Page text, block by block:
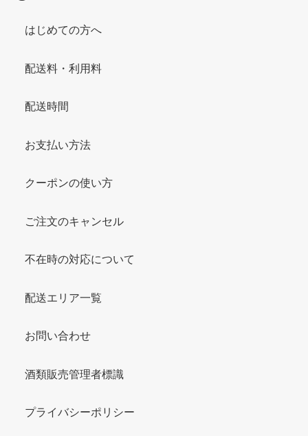
はじめての方へ
配送料・利用料
配送時間
お支払い方法
クーポンの使い方
ご注文のキャンセル
不在時の対応について
配送エリア一覧
お問い合わせ
酒類販売管理者標識
プライバシーポリシー